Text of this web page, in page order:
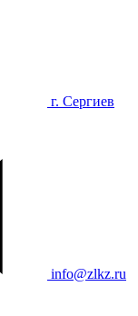
г. Сергиев
info@zlkz.ru